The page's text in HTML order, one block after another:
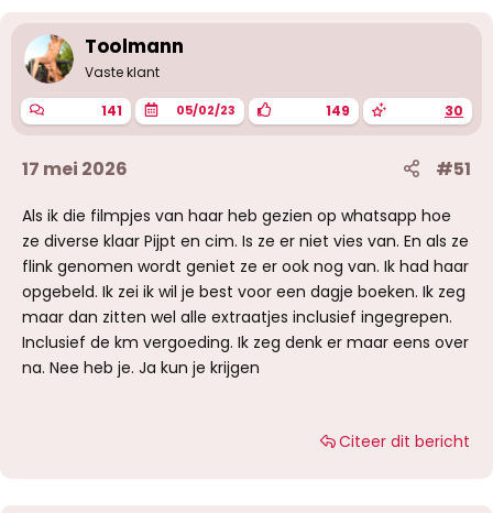
n
g
n
:
Toolmann
Vaste klant
141 05/02/23 149 30
17 mei 2026 #51
Als ik die filmpjes van haar heb gezien op whatsapp hoe
ze diverse klaar Pijpt en cim. Is ze er niet vies van. En als ze
flink genomen wordt geniet ze er ook nog van. Ik had haar
opgebeld. Ik zei ik wil je best voor een dagje boeken. Ik zeg
maar dan zitten wel alle extraatjes inclusief ingegrepen.
Inclusief de km vergoeding. Ik zeg denk er maar eens over
na. Nee heb je. Ja kun je krijgen
Citeer dit bericht